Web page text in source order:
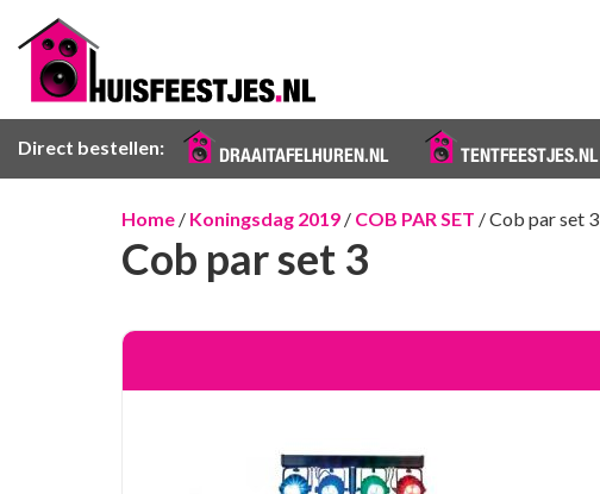
Direct bestellen: DRAAITAFELHUREN.NL TENTFEESTJES.NL
Home / Koningsdag 2019 / COB PAR SET / Cob par set 3
Cob par set 3